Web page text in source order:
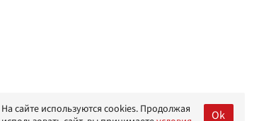
На сайте используются cookies. Продолжая
Ok